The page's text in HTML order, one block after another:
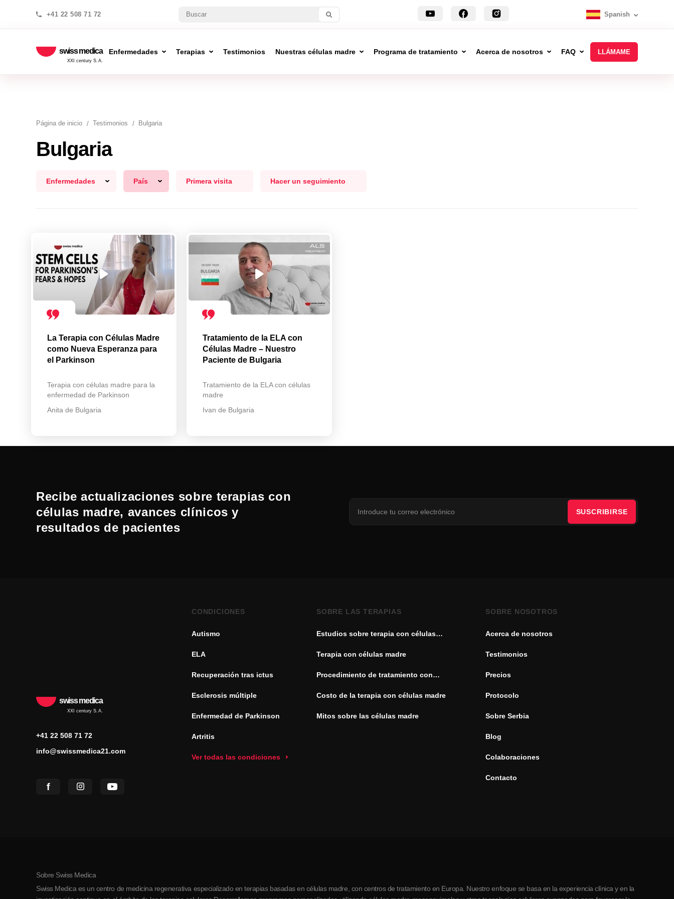
+41 22 508 71 72 Spanish
swiss medica
XXI century S.A.
Enfermedades Terapias Testimonios Nuestras células madre Programa de tratamiento Acerca de nosotros FAQ LLÁMAME
Página de inicio Testimonios Bulgaria
Bulgaria
Enfermedades País Primera visita Hacer un seguimiento
La Terapia con Células Madre
como Nueva Esperanza para
el Parkinson
Terapia con células madre para la
enfermedad de Parkinson
Anita de Bulgaria
Tratamiento de la ELA con
Células Madre – Nuestro
Paciente de Bulgaria
Tratamiento de la ELA con células
madre
Ivan de Bulgaria
Recibe actualizaciones sobre terapias con
células madre, avances clínicos y
resultados de pacientes
SUSCRIBIRSE
swiss medica
XXI century S.A.
+41 22 508 71 72
info@swissmedica21.com
CONDICIONES
Autismo
ELA
Recuperación tras ictus
Esclerosis múltiple
Enfermedad de Parkinson
Artritis
Ver todas las condiciones
SOBRE LAS TERAPIAS
Estudios sobre terapia con células
Terapia con células madre
Procedimiento de tratamiento con
Costo de la terapia con células madre
Mitos sobre las células madre
SOBRE NOSOTROS
Acerca de nosotros
Testimonios
Precios
Protocolo
Sobre Serbia
Blog
Colaboraciones
Contacto
Sobre Swiss Medica
Swiss Medica es un centro de medicina regenerativa especializado en terapias basadas en células madre, con centros de tratamiento en Europa. Nuestro enfoque se basa en la experiencia clínica y en la